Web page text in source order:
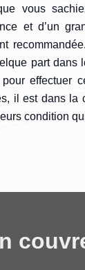
vous
et d’un
part dans
effectuer
il est dans la
condition